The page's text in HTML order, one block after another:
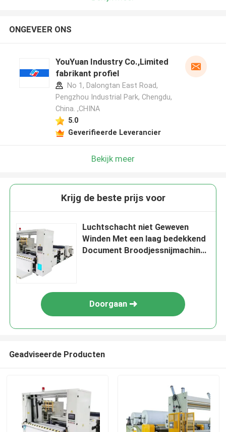
ONGEVEER ONS
YouYuan Industry Co.,Limited
fabrikant profiel
No 1, Dalongtan East Road,
Pengzhou Industrial Park, Chengdu,
China. ,CHINA
5.0
Geverifieerde Leverancier
Bekijk meer
Krijg de beste prijs voor
Luchtschacht niet Geweven
Winden Met een laag bedekkend
Document Broodjessnijmachine
Doorgaan
Geadviseerde Producten